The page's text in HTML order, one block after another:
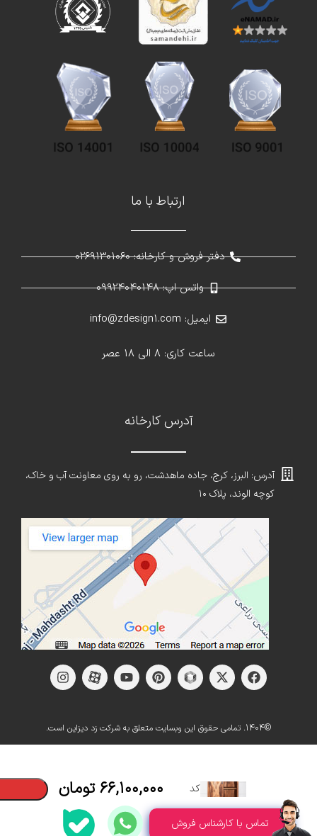
ارتباط با ما
دفتر فروش و کارخانه: 02691301060
واتس اپ: 09924040148
ایمیل: info@zdesign1.com
ساعت کاری: 8 الی 18 عصر
آدرس کارخانه
آدرس: البرز، کرج، جاده ماهدشت، رو به روی معاونت آب و خاک،
کوچه الوند، پلاک ۱۰
©1404. تمامی حقوق این وبسایت متعلق به شرکت زد دیزاین است.
کافی بار
کد
BG15/90
۶۶,۱۰۰,۰۰۰ تومان
تماس با کارشناس فروش